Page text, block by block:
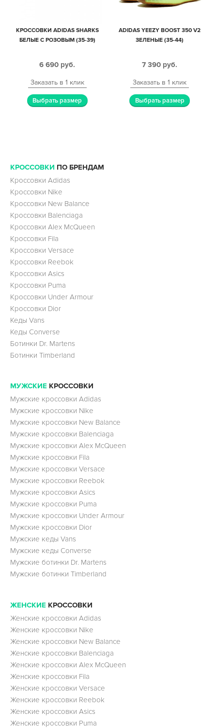
КРОССОВКИ ADIDAS SHARKS
БЕЛЫЕ С РОЗОВЫМ (35-39)
6 690 руб.
Заказать в 1 клик
Выбрать размер
ADIDAS YEEZY BOOST 350 V2
ЗЕЛЕНЫЕ (35-44)
7 390 руб.
Заказать в 1 клик
Выбрать размер
КРОССОВКИ ПО БРЕНДАМ
Кроссовки Adidas
Кроссовки Nike
Кроссовки New Balance
Кроссовки Balenciaga
Кроссовки Alex McQueen
Кроссовки Fila
Кроссовки Versace
Кроссовки Reebok
Кроссовки Asics
Кроссовки Puma
Кроссовки Under Armour
Кроссовки Dior
Кеды Vans
Кеды Converse
Ботинки Dr. Martens
Ботинки Timberland
МУЖСКИЕ КРОССОВКИ
Мужские кроссовки Adidas
Мужские кроссовки Nike
Мужские кроссовки New Balance
Мужские кроссовки Balenciaga
Мужские кроссовки Alex McQueen
Мужские кроссовки Fila
Мужские кроссовки Versace
Мужские кроссовки Reebok
Мужские кроссовки Asics
Мужские кроссовки Puma
Мужские кроссовки Under Armour
Мужские кроссовки Dior
Мужские кеды Vans
Мужские кеды Converse
Мужские ботинки Dr. Martens
Мужские ботинки Timberland
ЖЕНСКИЕ КРОССОВКИ
Женские кроссовки Adidas
Женские кроссовки Nike
Женские кроссовки New Balance
Женские кроссовки Balenciaga
Женские кроссовки Alex McQueen
Женские кроссовки Fila
Женские кроссовки Versace
Женские кроссовки Reebok
Женские кроссовки Asics
Женские кроссовки Puma